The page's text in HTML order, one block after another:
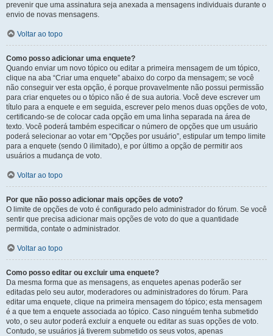
prevenir que uma assinatura seja anexada a mensagens individuais durante o
envio de novas mensagens.
Voltar ao topo
Como posso adicionar uma enquete?
Quando enviar um novo tópico ou editar a primeira mensagem de um tópico,
clique na aba “Criar uma enquete” abaixo do corpo da mensagem; se você
não conseguir ver esta opção, é porque provavelmente não possui permissão
para criar enquetes ou o tópico não é de sua autoria. Você deve escrever um
título para a enquete e em seguida, escrever pelo menos duas opções de voto,
certificando-se de colocar cada opção em uma linha separada na área de
texto. Você poderá também especificar o número de opções que um usuário
poderá selecionar ao votar em “Opções por usuário”, estipular um tempo limite
para a enquete (sendo 0 ilimitado), e por último a opção de permitir aos
usuários a mudança de voto.
Voltar ao topo
Por que não posso adicionar mais opções de voto?
O limite de opções de voto é configurado pelo administrador do fórum. Se você
sentir que precisa adicionar mais opções de voto do que a quantidade
permitida, contate o administrador.
Voltar ao topo
Como posso editar ou excluir uma enquete?
Da mesma forma que as mensagens, as enquetes apenas poderão ser
editadas pelo seu autor, moderadores ou administradores do fórum. Para
editar uma enquete, clique na primeira mensagem do tópico; esta mensagem
é a que tem a enquete associada ao tópico. Caso ninguém tenha submetido
voto, o seu autor poderá excluir a enquete ou editar as suas opções de voto.
Contudo, se usuários já tiverem submetido os seus votos, apenas